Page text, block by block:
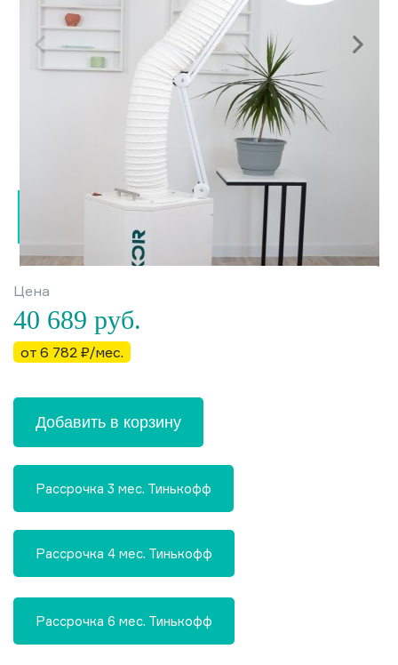
Цена
40 689 руб.
от 6 782 ₽/мес.
Добавить в корзину
Рассрочка 3 мес. Тинькофф
Рассрочка 4 мес. Тинькофф
Рассрочка 6 мес. Тинькофф